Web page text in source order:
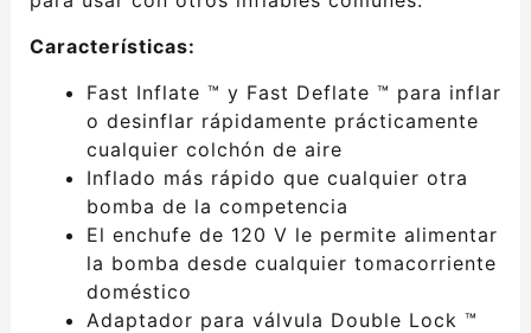
Características:
Fast Inflate ™ y Fast Deflate ™ para inflar
o desinflar rápidamente prácticamente
cualquier colchón de aire
Inflado más rápido que cualquier otra
bomba de la competencia
El enchufe de 120 V le permite alimentar
la bomba desde cualquier tomacorriente
doméstico
Adaptador para válvula Double Lock ™